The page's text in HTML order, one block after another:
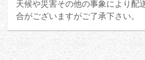
天候や災害その他の事象により配
合がございますがご了承下さい。